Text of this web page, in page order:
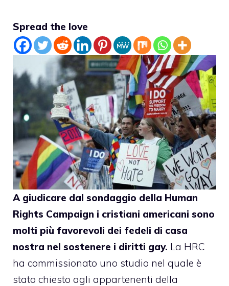
Spread the love
A giudicare dal sondaggio della Human
Rights Campaign i cristiani americani sono
molti più favorevoli dei fedeli di casa
nostra nel sostenere i diritti gay. La HRC
ha commissionato uno studio nel quale è
stato chiesto agli appartenenti della